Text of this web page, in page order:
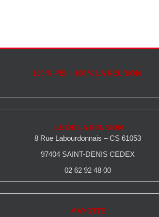
100 % PEI - 100 % LA REUNION
ILE DE LA REUNION
8 Rue Labourdonnais – CS 61053
97404 SAINT-DENIS CEDEX
02 62 92 48 00
MAYOTTE